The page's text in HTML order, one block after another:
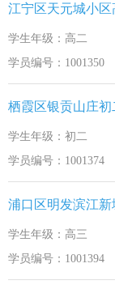
学生年级：高二
学员编号：1001350
学生年级：初二
学员编号：1001374
学生年级：高三
学员编号：1001394